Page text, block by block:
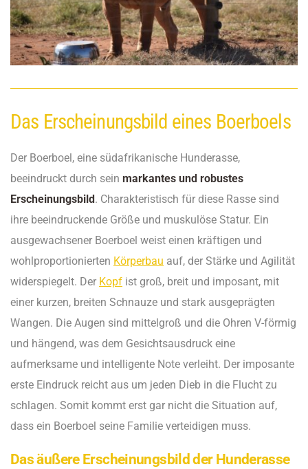
Das Erscheinungsbild eines Boerboels
Der Boerboel, eine südafrikanische Hunderasse,
beeindruckt durch sein markantes und robustes
Erscheinungsbild . Charakteristisch für diese Rasse sind
ihre beeindruckende Größe und muskulöse Statur. Ein
ausgewachsener Boerboel weist einen kräftigen und
wohlproportionierten Körperbau auf, der Stärke und Agilität
widerspiegelt. Der Kopf ist groß, breit und imposant, mit
einer kurzen, breiten Schnauze und stark ausgeprägten
Wangen. Die Augen sind mittelgroß und die Ohren V-förmig
und hängend, was dem Gesichtsausdruck eine
aufmerksame und intelligente Note verleiht. Der imposante
erste Eindruck reicht aus um jeden Dieb in die Flucht zu
schlagen. Somit kommt erst gar nicht die Situation auf,
dass ein Boerboel seine Familie verteidigen muss.
Das äußere Erscheinungsbild der Hunderasse